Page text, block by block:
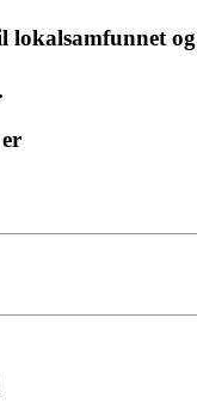
lokalsamfunnet og